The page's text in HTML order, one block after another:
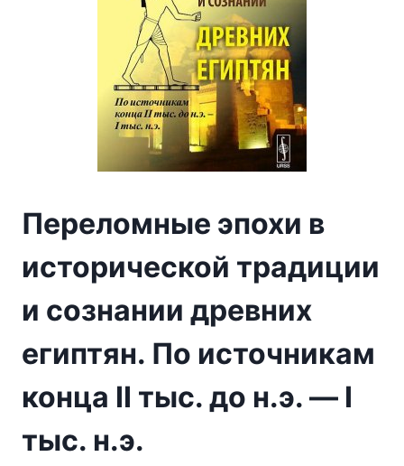
Переломные эпохи в
исторической традиции
и сознании древних
египтян. По источникам
конца II тыс. до н.э. — I
тыс. н.э.